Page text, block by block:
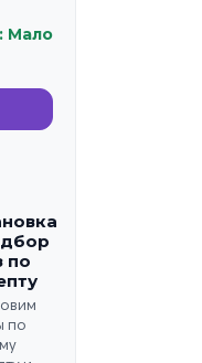
Мало
по
по